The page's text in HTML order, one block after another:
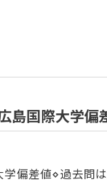
島国際大学偏
偏差値⋄過去問